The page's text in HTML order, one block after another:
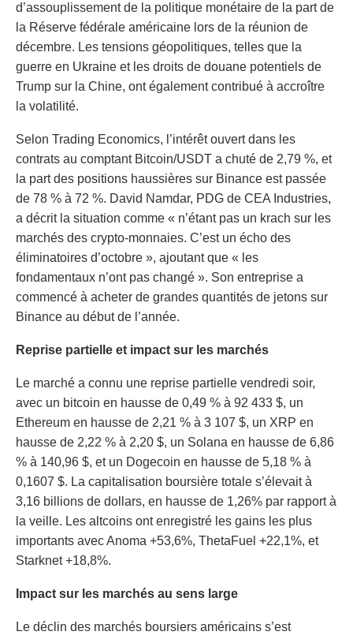
d’assouplissement de la politique monétaire de la part de
la Réserve fédérale américaine lors de la réunion de
décembre. Les tensions géopolitiques, telles que la
guerre en Ukraine et les droits de douane potentiels de
Trump sur la Chine, ont également contribué à accroître
la volatilité.
Selon Trading Economics, l’intérêt ouvert dans les
contrats au comptant Bitcoin/USDT a chuté de 2,79 %, et
la part des positions haussières sur Binance est passée
de 78 % à 72 %. David Namdar, PDG de CEA Industries,
a décrit la situation comme « n’étant pas un krach sur les
marchés des crypto-monnaies. C’est un écho des
éliminatoires d’octobre », ajoutant que « les
fondamentaux n’ont pas changé ». Son entreprise a
commencé à acheter de grandes quantités de jetons sur
Binance au début de l’année.
Reprise partielle et impact sur les marchés
Le marché a connu une reprise partielle vendredi soir,
avec un bitcoin en hausse de 0,49 % à 92 433 $, un
Ethereum en hausse de 2,21 % à 3 107 $, un XRP en
hausse de 2,22 % à 2,20 $, un Solana en hausse de 6,86
% à 140,96 $, et un Dogecoin en hausse de 5,18 % à
0,1607 $. La capitalisation boursière totale s’élevait à
3,16 billions de dollars, en hausse de 1,26% par rapport à
la veille. Les altcoins ont enregistré les gains les plus
importants avec Anoma +53,6%, ThetaFuel +22,1%, et
Starknet +18,8%.
Impact sur les marchés au sens large
Le déclin des marchés boursiers américains s’est